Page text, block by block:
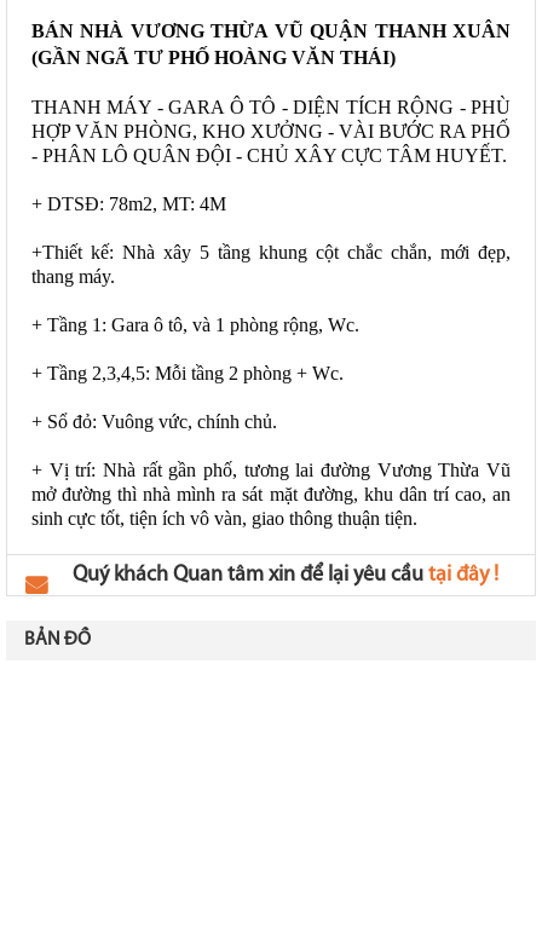
BÁN NHÀ VƯƠNG THỪA VŨ QUẬN THANH XUÂN
(GẦN NGÃ TƯ PHỐ HOÀNG VĂN THÁI)
THANH MÁY - GARA Ô TÔ - DIỆN TÍCH RỘNG - PHÙ
HỢP VĂN PHÒNG, KHO XƯỞNG - VÀI BƯỚC RA PHỐ
- PHÂN LÔ QUÂN ĐỘI - CHỦ XÂY CỰC TÂM HUYẾT.
+ DTSĐ: 78m2, MT: 4M
+Thiết kế: Nhà xây 5 tầng khung cột chắc chắn, mới đẹp,
thang máy.
+ Tầng 1: Gara ô tô, và 1 phòng rộng, Wc.
+ Tầng 2,3,4,5: Mỗi tầng 2 phòng + Wc.
+ Sổ đỏ: Vuông vức, chính chủ.
+ Vị trí: Nhà rất gần phố, tương lai đường Vương Thừa Vũ
mở đường thì nhà mình ra sát mặt đường, khu dân trí cao, an
sinh cực tốt, tiện ích vô vàn, giao thông thuận tiện.
Quý khách Quan tâm xin để lại yêu cầutại đây !
BẢN ĐỒ